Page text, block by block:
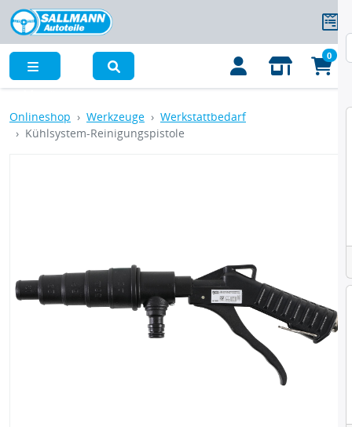
0
Onlineshop Werkzeuge
Werkstattbedarf
Kühlsystem-Reinigungspistole